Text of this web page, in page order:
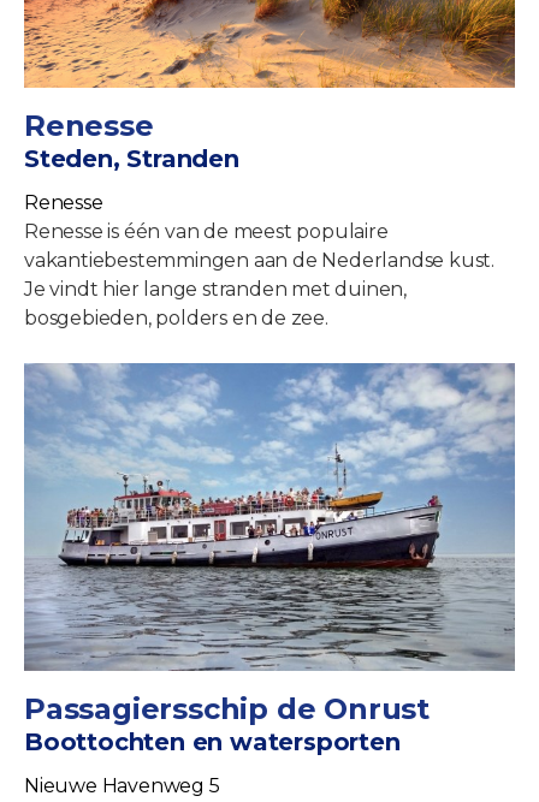
Renesse
Steden, Stranden
Renesse
Renesse is één van de meest populaire
vakantiebestemmingen aan de Nederlandse kust.
Je vindt hier lange stranden met duinen,
bosgebieden, polders en de zee.
Passagiersschip de Onrust
Boottochten en watersporten
Nieuwe Havenweg 5